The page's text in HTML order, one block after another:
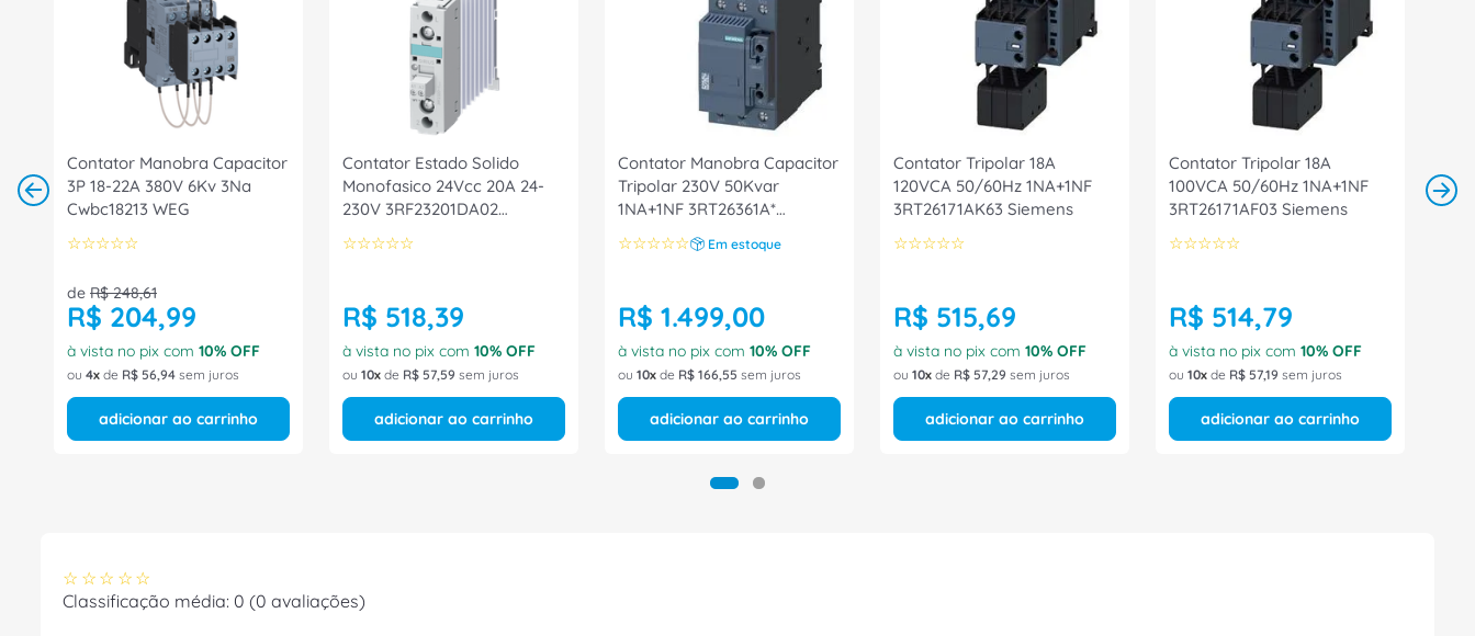
Contator Manobra Capacitor
3P 18-22A 380V 6Kv 3Na
Cwbc18213 WEG
☆☆☆☆☆
de R$ 248,61
R$ 204,99
à vista no pix com 10% OFF
ou 4 de R$ 56,94 sem juros
adicionar ao carrinho
Contator Estado Solido
Monofasico 24Vcc 20A 24-
230V 3RF23201DA02
Siemens
☆☆☆☆☆
R$ 518,39
à vista no pix com 10% OFF
ou 10 de R$ 57,59 sem juros
adicionar ao carrinho
Contator Manobra Capacitor
Tripolar 230V 50Kvar
1NA+1NF 3RT26361A*
3RT26361AL23 Siemens
☆☆☆☆☆ Em estoque
R$ 1.499,00
à vista no pix com 10% OFF
ou 10 de R$ 166,55 sem juros
adicionar ao carrinho
Contator Tripolar 18A
120VCA 50/60Hz 1NA+1NF
3RT26171AK63 Siemens
☆☆☆☆☆
R$ 515,69
à vista no pix com 10% OFF
ou 10 de R$ 57,29 sem juros
adicionar ao carrinho
Contator Tripolar 18A
100VCA 50/60Hz 1NA+1NF
3RT26171AF03 Siemens
☆☆☆☆☆
R$ 514,79
à vista no pix com 10% OFF
ou 10 de R$ 57,19 sem juros
adicionar ao carrinho
☆ ☆ ☆ ☆ ☆
Classificação média: 0 (0 avaliações)